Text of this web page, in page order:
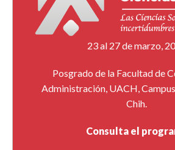
23 al 27 de marzo,
Posgrado de la Facultad de
Administración, UACH,
Chih.
Consulta el